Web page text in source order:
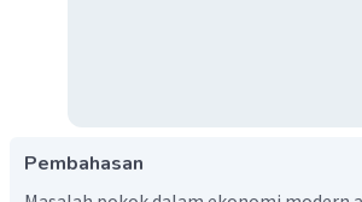
Pembahasan